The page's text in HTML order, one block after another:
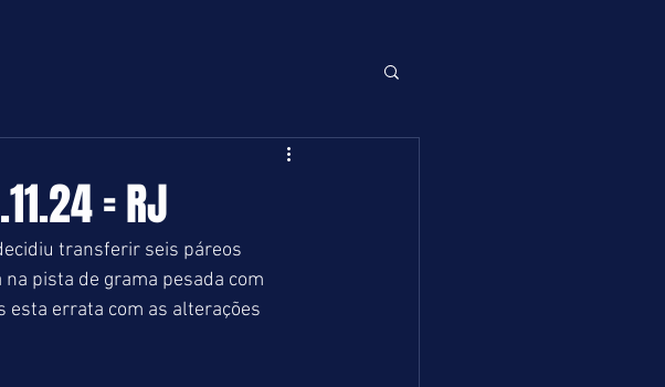
= RJ
transferir seis páreos
pista de grama pesada com
esta errata com as alterações